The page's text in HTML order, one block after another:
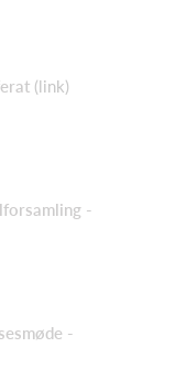
(link)
-
-